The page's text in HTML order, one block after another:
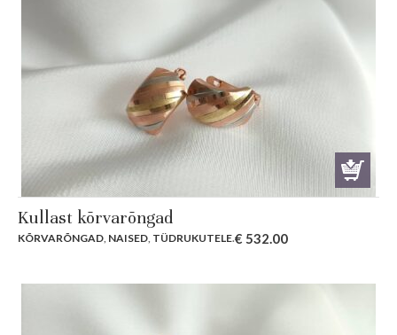
Kullast kõrvarõngad
KÕRVARÕNGAD, NAISED, TÜDRUKUTELE.€ 532.00